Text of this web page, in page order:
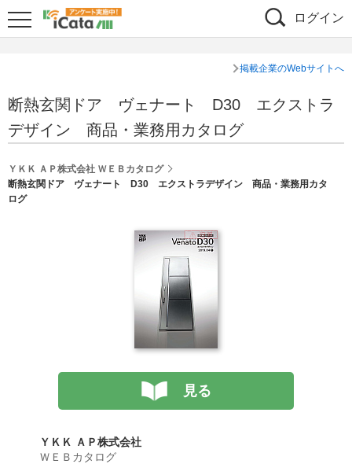
ログイン
掲載企業のWebサイトへ
断熱玄関ドア ヴェナート D30 エクストラ
デザイン 商品・業務用カタログ
ＹＫＫ ＡＰ株式会社 ＷＥＢカタログ
断熱玄関ドア ヴェナート D30 エクストラデザイン 商品・業務用カタ
ログ
見る
ＹＫＫ ＡＰ株式会社
ＷＥＢカタログ